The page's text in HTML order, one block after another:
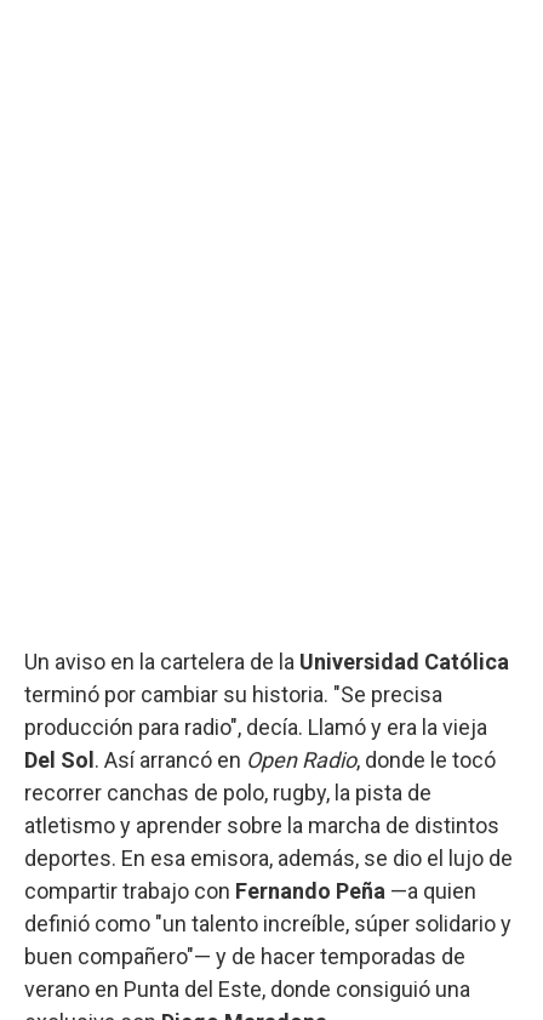
Un aviso en la cartelera de la Universidad Católica
terminó por cambiar su historia. "Se precisa
producción para radio", decía. Llamó y era la vieja
Del Sol . Así arrancó en Open Radio, donde le tocó
recorrer canchas de polo, rugby, la pista de
atletismo y aprender sobre la marcha de distintos
deportes. En esa emisora, además, se dio el lujo de
compartir trabajo con Fernando Peña —a quien
definió como "un talento increíble, súper solidario y
buen compañero"— y de hacer temporadas de
verano en Punta del Este, donde consiguió una